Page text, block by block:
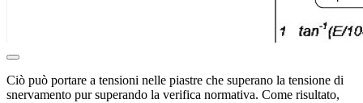
Ciò può portare a tensioni nelle piastre che superano la tensione di
snervamento pur superando la verifica normativa. Come risultato,